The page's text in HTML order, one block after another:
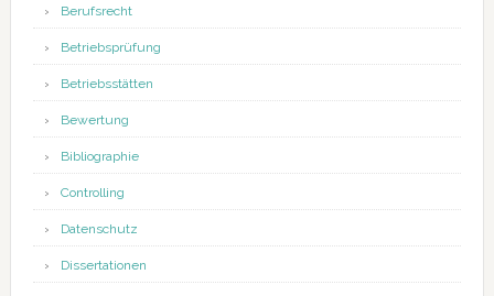
Berufsrecht
Betriebsprüfung
Betriebsstätten
Bewertung
Bibliographie
Controlling
Datenschutz
Dissertationen